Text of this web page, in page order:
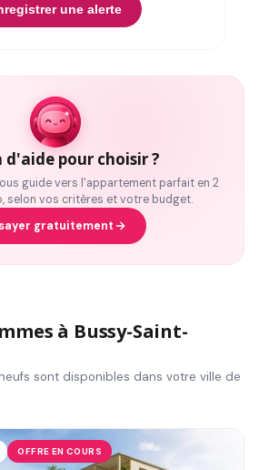
une alerte
d'aide pour choisir ?
guide vers l'appartement parfait en 2
selon vos critères et votre budget.
gratuitement
à Bussy-Saint-
sont disponibles dans votre ville de
OFFRE EN COURS